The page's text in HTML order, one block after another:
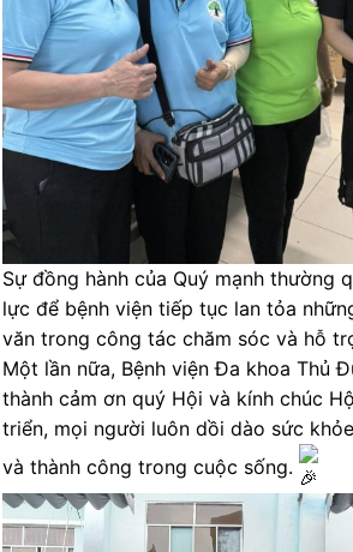
Sự đồng hành của Quý mạnh thường
lực để bệnh viện tiếp tục lan tỏa
văn trong công tác chăm sóc và hỗ
Một lần nữa, Bệnh viện Đa khoa Thủ
thành cảm ơn quý Hội và kính chúc
triển, mọi người luôn dồi dào sức
và thành công trong cuộc sống.